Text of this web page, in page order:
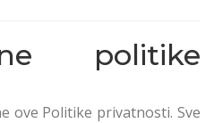
politike
ove Politike privatnosti. Sve